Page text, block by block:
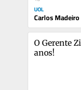
UOL
Carlos Madeiro
O Gerente
anos!